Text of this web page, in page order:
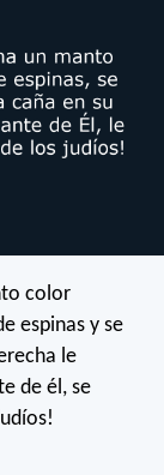
color
espinas y se
le
de él, se